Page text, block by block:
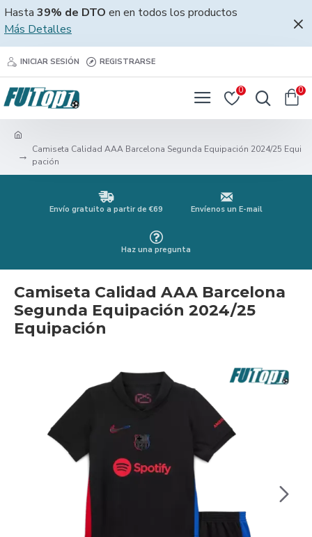
Hasta 39% de DTO en en todos los productos
Más Detalles
INICIAR SESIÓN REGISTRARSE
0 0
Camiseta Calidad AAA Barcelona Segunda Equipación 2024/25 Equi
pación
Envío gratuito a partir de €69 Envíenos un E-mail
Haz una pregunta
Camiseta Calidad AAA Barcelona
Segunda Equipación 2024/25
Equipación